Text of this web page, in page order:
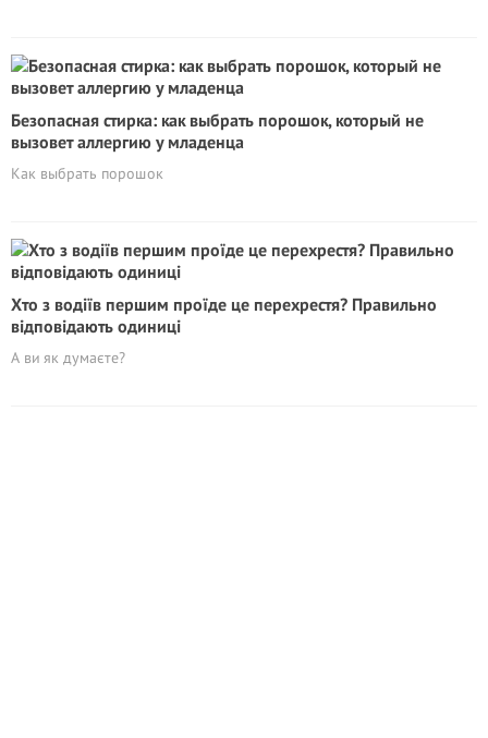
Безопасная стирка: как выбрать порошок, который не
вызовет аллергию у младенца
Как выбрать порошок
Хто з водіїв першим проїде це перехрестя? Правильно
відповідають одиниці
А ви як думаєте?